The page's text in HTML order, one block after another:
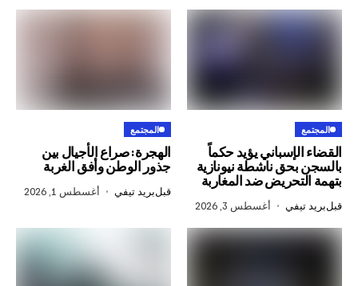
يؤيد حكماً
ناشطة نيونازية
ضد المغاربة
أغسطس 3, 2026
الهجرة: صراع الأجيال بين
جذور الوطن وأفق الغربة
قبلبريد تيفي أغسطس 1, 2026